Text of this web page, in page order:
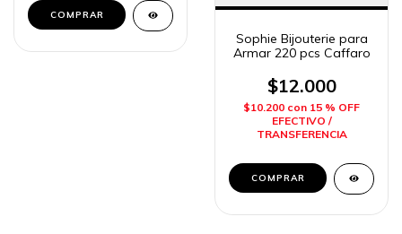
Sophie Bijouterie para
Armar 220 pcs Caffaro
$12.000
$10.200 con 15 % OFF
EFECTIVO /
TRANSFERENCIA